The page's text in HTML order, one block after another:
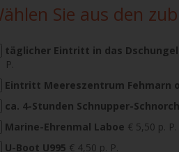
Sie aus den
täglicher Eintritt in das
P.
Eintritt Meereszentrum Fehmarn
ca. 4-Stunden Schnupper-
Marine-Ehrenmal Laboe € 5,50 p. P.
U-Boot U995 € 4,50 p. P.